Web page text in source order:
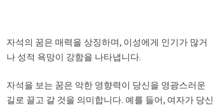
자석의 꿈은 매력을 상징하며, 이성에게 인기가 많거
나 성적 욕망이 강함을 나타냅니다.
자석을 보는 꿈은 악한 영향력이 당신을 영광스러운
길로 끌고 갈 것을 의미합니다. 예를 들어, 여자가 당신